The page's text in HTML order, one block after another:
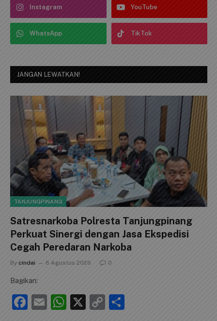
Instagram YouTube
WhatsApp TikTok
JANGAN LEWATKAN!
TANJUNGPINANG
Satresnarkoba Polresta Tanjungpinang
Perkuat Sinergi dengan Jasa Ekspedisi
Cegah Peredaran Narkoba
By cindai 6 Agustus 2026 0
Bagikan:
F
E
W X
C